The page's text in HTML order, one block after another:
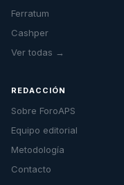
Ferratum
Cashper
Ver todas →
REDACCIÓN
Sobre ForoAPS
Equipo editorial
Metodología
Contacto